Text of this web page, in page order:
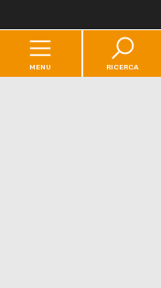
MENU RICERCA